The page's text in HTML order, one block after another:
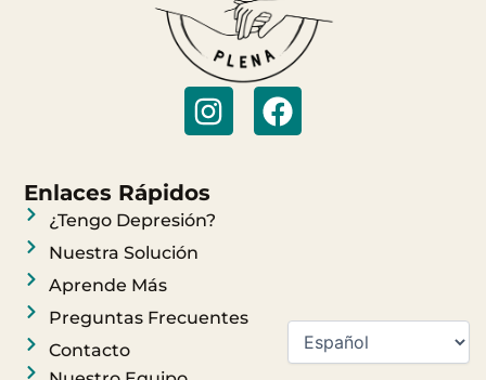
I
n
t
a
a
F
a
k
Enlaces Rápidos
¿Tengo Depresión?
Nuestra Solución
Aprende Más
Preguntas Frecuentes
Contacto